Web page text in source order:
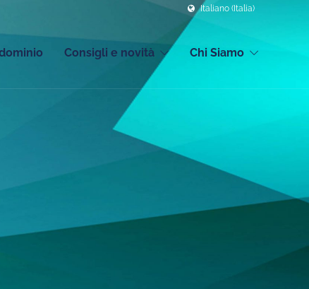
Italiano (Italia)
Consigli e novità Chi Siamo